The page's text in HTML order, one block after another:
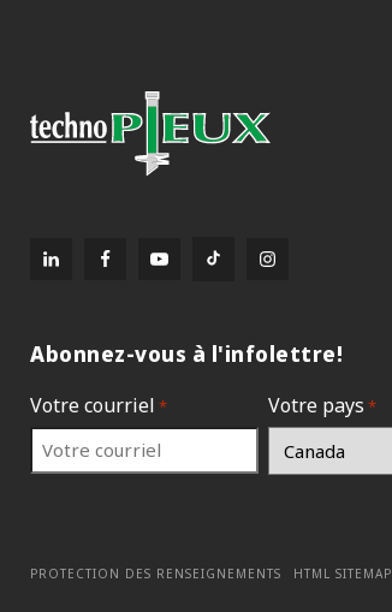
Abonnez-vous à l'infolettre!
Votre courriel * Votre pays *
PROTECTION DES RENSEIGNEMENTS HTML SITEMAP